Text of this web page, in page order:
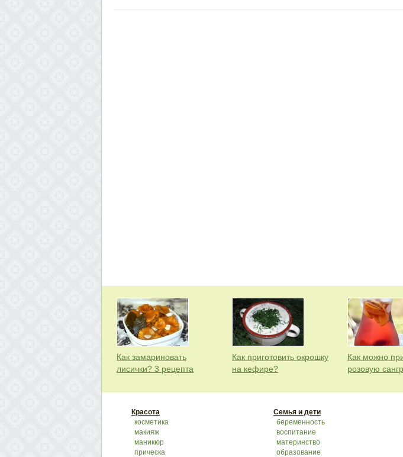
Как замариновать
лисички? 3 рецепта
Как приготовить окрошку
на кефире?
Как можно
розовую
Красота
косметика
макияж
маникюр
прическа
Семья и дети
беременность
воспитание
материнство
образование